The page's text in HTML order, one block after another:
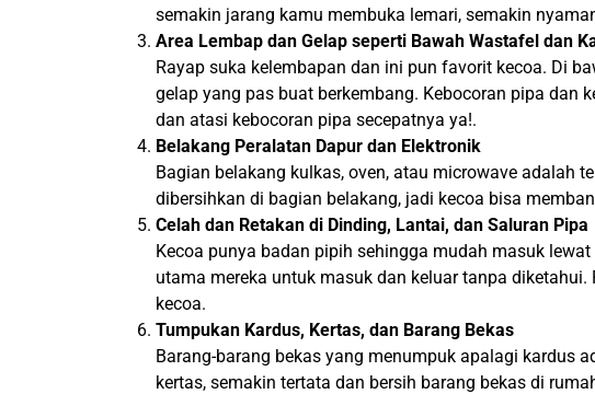
semakin jarang kamu membuka lemari, semakin
Area Lembap dan Gelap seperti Bawah Wastafel dan
Rayap suka kelembapan dan ini pun favorit kecoa. Di
gelap yang pas buat berkembang. Kebocoran pipa dan
dan atasi kebocoran pipa secepatnya ya!.
Belakang Peralatan Dapur dan Elektronik
Bagian belakang kulkas, oven, atau microwave adalah
dibersihkan di bagian belakang, jadi kecoa bisa
Celah dan Retakan di Dinding, Lantai, dan Saluran Pipa
Kecoa punya badan pipih sehingga mudah masuk
utama mereka untuk masuk dan keluar tanpa
kecoa.
Tumpukan Kardus, Kertas, dan Barang Bekas
Barang-barang bekas yang menumpuk apalagi kardus
kertas, semakin tertata dan bersih barang bekas di